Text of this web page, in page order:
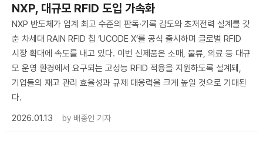
NXP, 대규모 RFID 도입 가속화
NXP 반도체가 업계 최고 수준의 판독·기록 감도와 초저전력 설계를 갖
춘 차세대 RAIN RFID 칩 ‘UCODE X’를 공식 출시하며 글로벌 RFID
시장 확대에 속도를 내고 있다. 이번 신제품은 소매, 물류, 의료 등 대규
모 운영 환경에서 요구되는 고성능 RFID 적용을 지원하도록 설계돼,
기업들의 재고 관리 효율성과 규제 대응력을 크게 높일 것으로 기대된
다.
2026.01.13
by 배종인 기자